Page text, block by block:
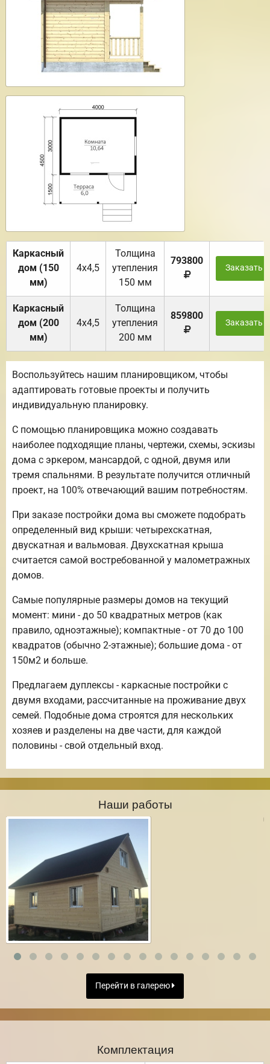
Каркасный
дом (150
мм)
4х4,5
Толщина
утепления
150 мм
793800
Заказать
Каркасный
дом (200
мм)
4х4,5
Толщина
утепления
200 мм
859800
Заказать
Воспользуйтесь нашим планировщиком, чтобы
адаптировать готовые проекты и получить
индивидуальную планировку.
С помощью планировщика можно создавать
наиболее подходящие планы, чертежи, схемы, эскизы
дома с эркером, мансардой, с одной, двумя или
тремя спальнями. В результате получится отличный
проект, на 100% отвечающий вашим потребностям.
При заказе постройки дома вы сможете подобрать
определенный вид крыши: четырехскатная,
двускатная и вальмовая. Двухскатная крыша
считается самой востребованной у малометражных
домов.
Самые популярные размеры домов на текущий
момент: мини - до 50 квадратных метров (как
правило, одноэтажные); компактные - от 70 до 100
квадратов (обычно 2-этажные); большие дома - от
150м2 и больше.
Предлагаем дуплексы - каркасные постройки с
двумя входами, рассчитанные на проживание двух
семей. Подобные дома строятся для нескольких
хозяев и разделены на две части, для каждой
половины - свой отдельный вход.
Наши работы
Перейти в галерею
Комплектация